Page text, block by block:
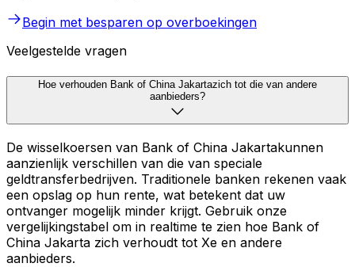
Begin met besparen op overboekingen
Veelgestelde vragen
Hoe verhouden Bank of China Jakartazich tot die van andere
aanbieders?
De wisselkoersen van Bank of China Jakartakunnen
aanzienlijk verschillen van die van speciale
geldtransferbedrijven. Traditionele banken rekenen vaak
een opslag op hun rente, wat betekent dat uw
ontvanger mogelijk minder krijgt. Gebruik onze
vergelijkingstabel om in realtime te zien hoe Bank of
China Jakarta zich verhoudt tot Xe en andere
aanbieders.